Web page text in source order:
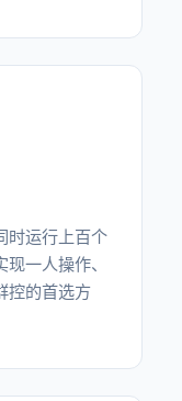
时运行上百个
一人操作、
控的首选方